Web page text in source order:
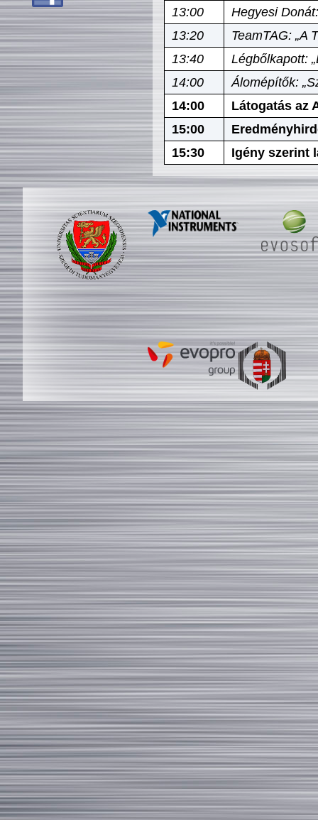
13:00
Hegyesi
13:20
TeamTAG: „A
13:40
Légbőlkapott:
14:00
Álomépítők:
14:00
Látogatás az
15:00
15:30
Igény szerint